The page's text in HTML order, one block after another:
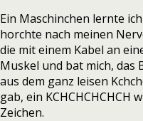
Ein Maschinchen lernte
horchte nach meinen
die mit einem Kabel an
Muskel und bat mich, das
aus dem ganz leisen
gab, ein KCHCHCHCHCH
Zeichen.